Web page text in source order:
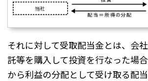
それに対して受取配当金とは、会
託等を購入して投資を行なった場
から利益の分配として受け取る配当